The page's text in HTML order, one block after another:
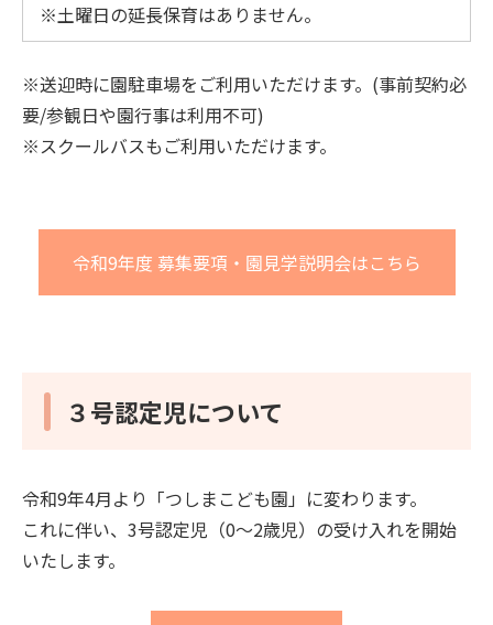
※土曜日の延長保育はありません。
※送迎時に園駐車場をご利用いただけます。(事前契約必
要/参観日や園行事は利用不可)
※スクールバスもご利用いただけます。
令和9年度 募集要項・園見学説明会はこちら
３号認定児について
令和9年4月より「つしまこども園」に変わります。
これに伴い、3号認定児（0～2歳児）の受け入れを開始
いたします。